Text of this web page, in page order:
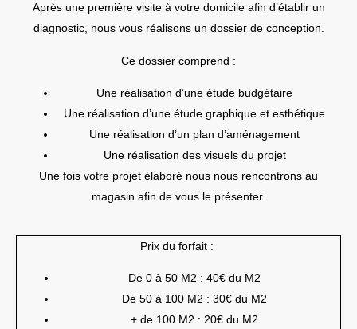
Après une première visite à votre domicile afin d’établir un
diagnostic, nous vous réalisons un dossier de conception.
Ce dossier comprend :
Une réalisation d’une étude budgétaire
Une réalisation d’une étude graphique et esthétique
Une réalisation d’un plan d’aménagement
Une réalisation des visuels du projet
Une fois votre projet élaboré nous nous rencontrons au
magasin afin de vous le présenter.
Prix du forfait :
De 0 à 50 M2 : 40€ du M2
De 50 à 100 M2 : 30€ du M2
+ de 100 M2 : 20€ du M2